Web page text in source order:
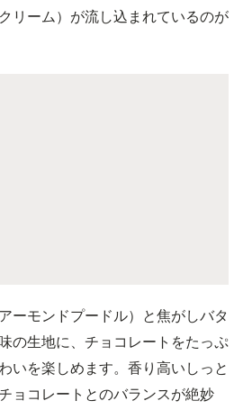
リーム）が流し込まれているのが
ーモンドプードル）と焦がしバタ
の生地に、チョコレートをたっぷ
いを楽しめます。香り高いしっと
ョコレートとのバランスが絶妙